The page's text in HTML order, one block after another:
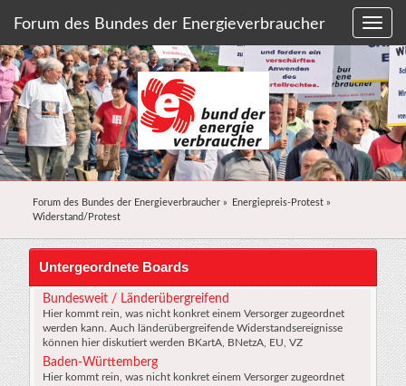
Forum des Bundes der Energieverbraucher
Forum des Bundes der Energieverbraucher» Energiepreis-Protest »
Widerstand/Protest
Untergeordnete Boards
Bundesweit / Länderübergreifend
Hier kommt rein, was nicht konkret einem Versorger zugeordnet
werden kann. Auch länderübergreifende Widerstandsereignisse
können hier diskutiert werden BKartA, BNetzA, EU, VZ
Baden-Württemberg
Hier kommt rein, was nicht konkret einem Versorger zugeordnet